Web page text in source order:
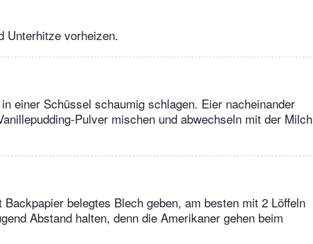
Unterhitze vorheizen.
einer Schüssel schaumig schlagen. Eier nacheinander
Pulver mischen und abwechseln mit der Milch
belegtes Blech geben, am besten mit 2 Löffeln
Abstand halten, denn die Amerikaner gehen beim